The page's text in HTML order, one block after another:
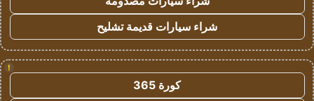
شراء سيارات قديمة تشليح
!
كورة 365